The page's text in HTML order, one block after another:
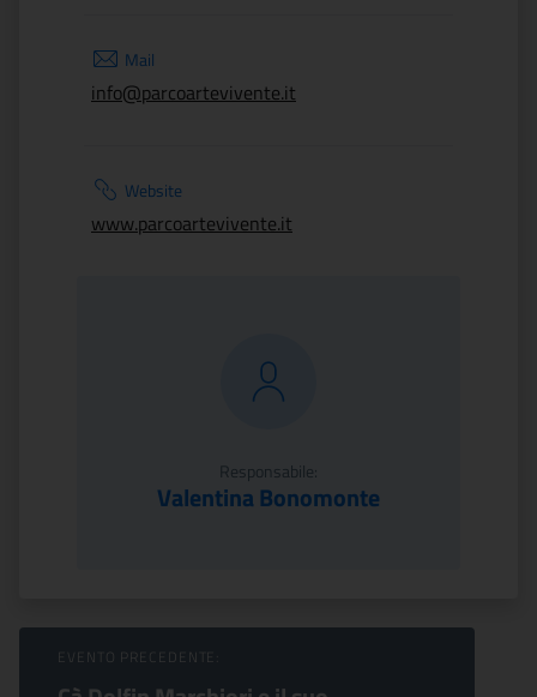
Mail
info@parcoartevivente.it
Website
www.parcoartevivente.it
Responsabile:
Valentina Bonomonte
Sfoglia Eventi
EVENTO PRECEDENTE: